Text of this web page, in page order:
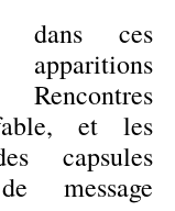
dans ces
et les
capsules
message